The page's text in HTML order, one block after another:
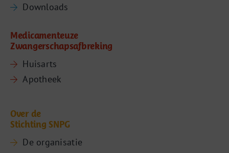
Downloads
Medicamenteuze
Zwangerschapsafbreking
Huisarts
Apotheek
Over de
Stichting SNPG
De organisatie